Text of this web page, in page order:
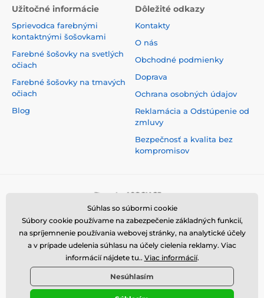
Užitočné informácie
Sprievodca farebnými
kontaktnými šošovkami
Farebné šošovky na svetlých
očiach
Farebné šošovky na tmavých
očiach
Blog
Dôležité odkazy
Kontakty
O nás
Obchodné podmienky
Doprava
Ochrana osobných údajov
Reklamácia a Odstúpenie od
zmluvy
Bezpečnosť a kvalita bez
kompromisov
Súhlas so súbormi cookie
Súbory cookie používame na zabezpečenie základných funkcií,
na spríjemnenie používania webovej stránky, na analytické účely
a v prípade udelenia súhlasu na účely cielenia reklamy. Viac
informácií nájdete tu.. Viac informácií.
Nesúhlasím